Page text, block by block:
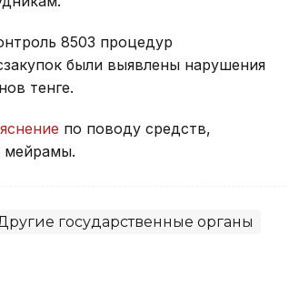
8503 процедур
были выявлены нарушения
тенге.
по поводу средств,
мейрамы.
государственные органы